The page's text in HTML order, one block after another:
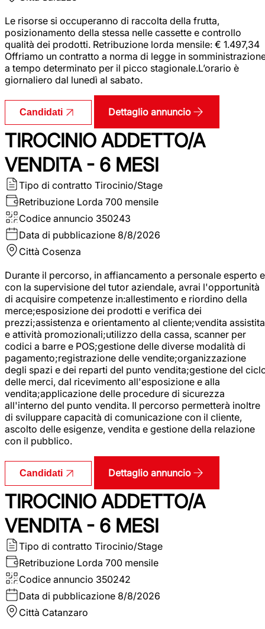
Le risorse si occuperanno di raccolta della frutta,
posizionamento della stessa nelle cassette e controllo
qualità dei prodotti. Retribuzione lorda mensile: € 1.497,34
Offriamo un contratto a norma di legge in
a tempo determinato per il picco stagionale.L’orario è
giornaliero dal lunedì al sabato.
Candidati Dettaglio annuncio
TIROCINIO ADDETTO/A
VENDITA - 6 MESI
Tipo di contratto Tirocinio/Stage
Retribuzione Lorda 700 mensile
Codice annuncio 350243
Data di pubblicazione 8/8/2026
Città Cosenza
Durante il percorso, in affiancamento a personale esperto e
con la supervisione del tutor aziendale, avrai l'opportunità
di acquisire competenze in:allestimento e riordino della
merce;esposizione dei prodotti e verifica dei
prezzi;assistenza e orientamento al cliente;vendita assistita
e attività promozionali;utilizzo della cassa, scanner per
codici a barre e POS;gestione delle diverse modalità di
pagamento;registrazione delle vendite;organizzazione
degli spazi e dei reparti del punto vendita;gestione del
delle merci, dal ricevimento all'esposizione e alla
vendita;applicazione delle procedure di sicurezza
all'interno del punto vendita. Il percorso permetterà inoltre
di sviluppare capacità di comunicazione con il cliente,
ascolto delle esigenze, vendita e gestione della relazione
con il pubblico.
Candidati Dettaglio annuncio
TIROCINIO ADDETTO/A
VENDITA - 6 MESI
Tipo di contratto Tirocinio/Stage
Retribuzione Lorda 700 mensile
Codice annuncio 350242
Data di pubblicazione 8/8/2026
Città Catanzaro